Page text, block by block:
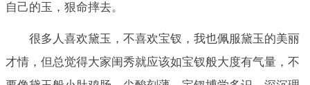
自己的玉，狠命摔去。
很多人喜欢黛玉，不喜欢宝钗，我也佩服黛玉的美丽
才情，但总觉得大家闺秀就应该如宝钗般大度有气量，不